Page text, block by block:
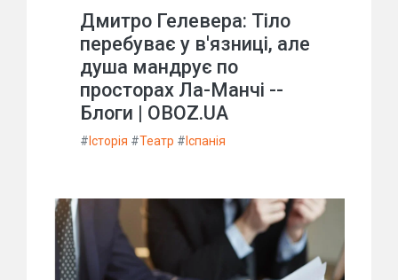
Дмитро Гелевера: Тіло
перебуває у в'язниці, але
душа мандрує по
просторах Ла-Манчі --
Блоги | OBOZ.UA
# Історія #Театр # Іспанія